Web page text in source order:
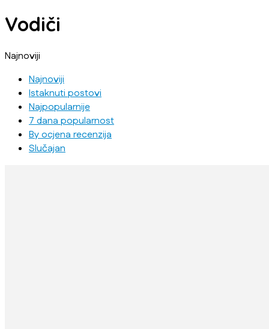
Vodiči
Najnoviji
Najnoviji
Istaknuti postovi
Najpopularnije
7 dana popularnost
By ocjena recenzija
Slučajan